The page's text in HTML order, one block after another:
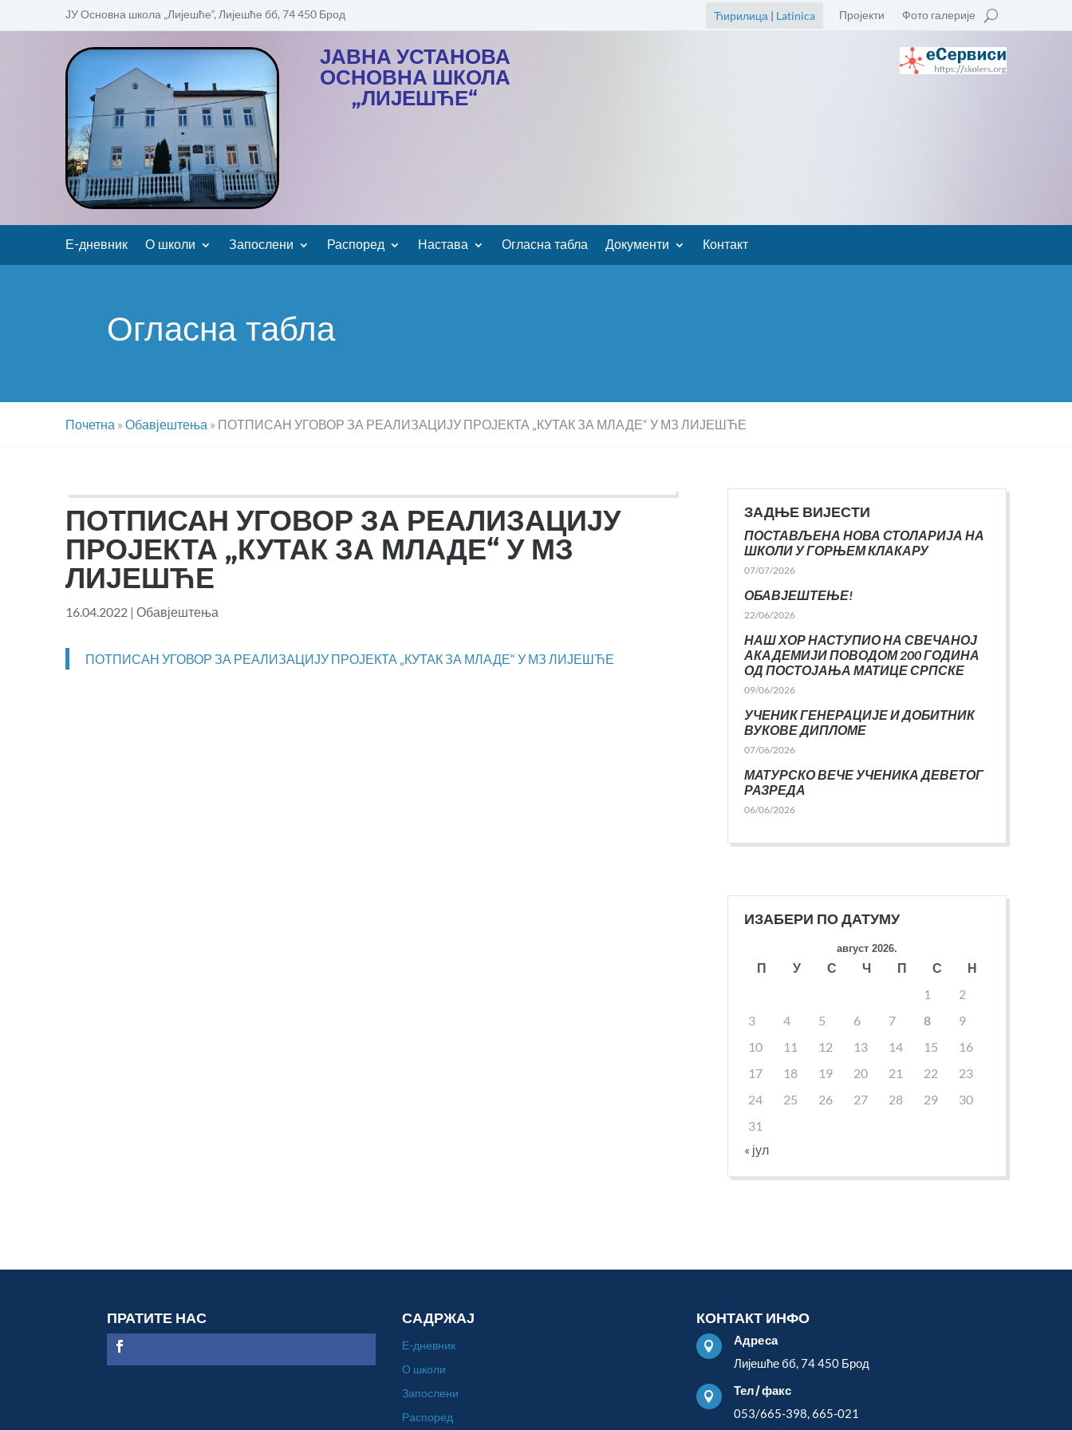
ЈУ Основна школа „Лијешће“, Лијешће бб, 74 450 Брод Пројекти Фото галерије
Ћирилица | Latinica
ЈАВНА УСТАНОВА
ОСНОВНА ШКОЛА
„ЛИЈЕШЋЕ“
Е-дневник О школи Запослени Распоред Настава Огласна табла Документи Контакт
Огласна табла
Почетна » Обавјештења » ПОТПИСАН УГОВОР ЗА РЕАЛИЗАЦИЈУ ПРОЈЕКТА „КУТАК ЗА МЛАДЕ“ У МЗ ЛИЈЕШЋЕ
ПОТПИСАН УГОВОР ЗА РЕАЛИЗАЦИЈУ
ПРОЈЕКТА „КУТАК ЗА МЛАДЕ“ У МЗ
ЛИЈЕШЋЕ
16.04.2022 | Обавјештења
ПОТПИСАН УГОВОР ЗА РЕАЛИЗАЦИЈУ ПРОЈЕКТА „КУТАК ЗА МЛАДЕ“ У МЗ ЛИЈЕШЋЕ
ЗАДЊЕ ВИЈЕСТИ
ПОСТАВЉЕНА НОВА СТОЛАРИЈА НА
ШКОЛИ У ГОРЊЕМ КЛАКАРУ
07/07/2026
ОБАВЈЕШТЕЊЕ!
22/06/2026
НАШ ХОР НАСТУПИО НА СВЕЧАНОЈ
АКАДЕМИЈИ ПОВОДОМ 200 ГОДИНА
ОД ПОСТОЈАЊА МАТИЦЕ СРПСКЕ
09/06/2026
УЧЕНИК ГЕНЕРАЦИЈЕ И ДОБИТНИК
ВУКОВЕ ДИПЛОМЕ
07/06/2026
МАТУРСКО ВЕЧЕ УЧЕНИКА ДЕВЕТОГ
РАЗРЕДА
06/06/2026
ИЗАБЕРИ ПО ДАТУМУ
август 2026.
П У С Ч П С
Н
1
2
3
4 5 6 7 8
9
10
11 12 13 14 15
16
17
18 19 20 21 22
23
24
25 26 27 28 29
30
31
« јул
ПРАТИТЕ НАС САДРЖАЈ
Е-дневник
О школи
Запослени
Распоред
КОНТАКТ ИНФО

Адреса
Лијешће бб, 74 450 Брод

Тел/факс
053/665-398, 665-021